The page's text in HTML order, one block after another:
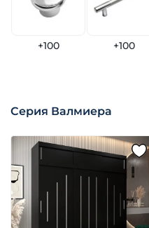
+100 +100
Серия Валмиера